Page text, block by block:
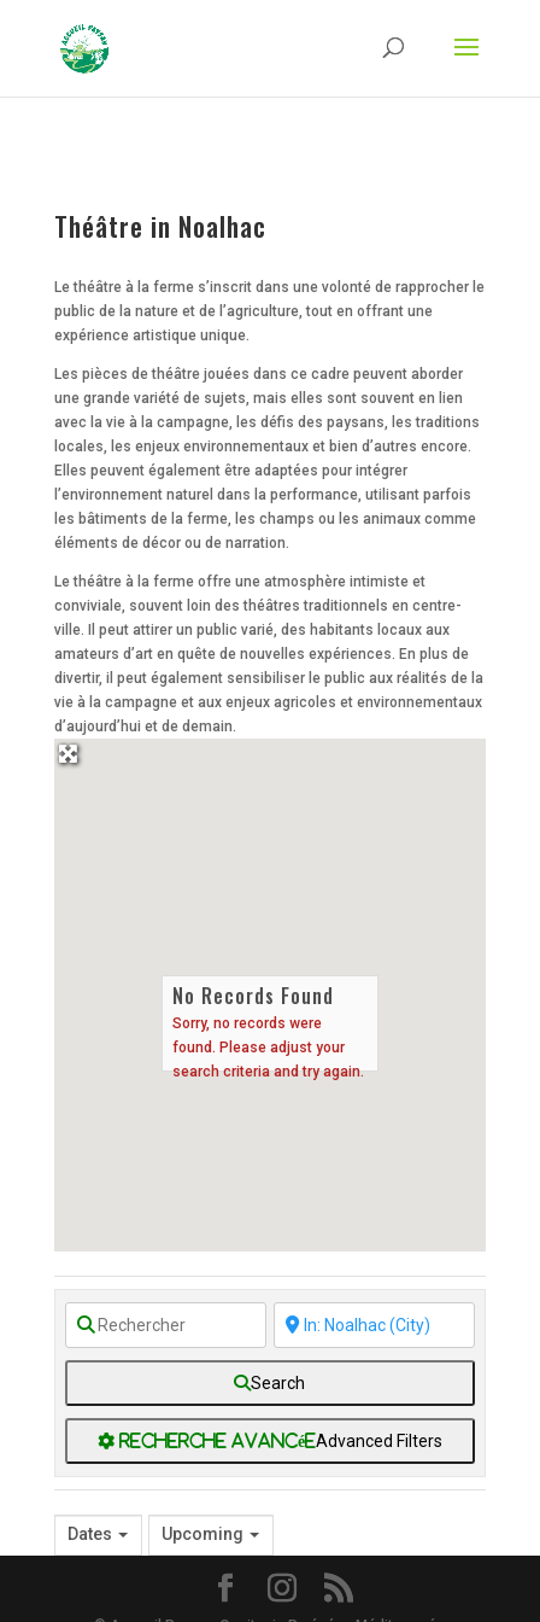
Type-Options Referrer-Policy Permissions-Policy
ga('require', 'GTM-TFCVLFN');
Théâtre in Noalhac
Le théâtre à la ferme s’inscrit dans une volonté de rapprocher le
public de la nature et de l’agriculture, tout en offrant une
expérience artistique unique.
Les pièces de théâtre jouées dans ce cadre peuvent aborder
une grande variété de sujets, mais elles sont souvent en lien
avec la vie à la campagne, les défis des paysans, les traditions
locales, les enjeux environnementaux et bien d’autres encore.
Elles peuvent également être adaptées pour intégrer
l’environnement naturel dans la performance, utilisant parfois
les bâtiments de la ferme, les champs ou les animaux comme
éléments de décor ou de narration.
Le théâtre à la ferme offre une atmosphère intimiste et
conviviale, souvent loin des théâtres traditionnels en centre-
ville. Il peut attirer un public varié, des habitants locaux aux
amateurs d’art en quête de nouvelles expériences. En plus de
divertir, il peut également sensibiliser le public aux réalités de la
vie à la campagne et aux enjeux agricoles et environnementaux
d’aujourd’hui et de demain.
No Records Found
Sorry, no records were
found. Please adjust your
search criteria and try again.
Search
Advanced Filters
Dates Upcoming